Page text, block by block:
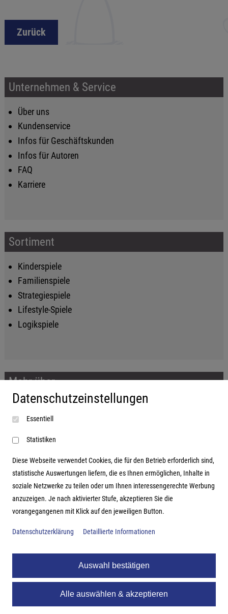
Zurück
Unternehmen & Service
Über uns
Kundenservice
Infos für Geschäftskunden
Infos für Autoren
FAQ
Karriere
Sortiment
Kinderspiele
Familienspiele
Strategiespiele
Lifestyle-Spiele
Logikspiele
Mehr über...
Impressum
AGB
Datenschutzerklärung
Adresse
Hutter Trade GmbH + Co KG
Bgm.-Landmann-Platz 1-5
Datenschutzeinstellungen
Essentiell
Statistiken
Diese Webseite verwendet Cookies, die für den Betrieb erforderlich sind,
statistische Auswertungen liefern, die es Ihnen ermöglichen, Inhalte in
soziale Netzwerke zu teilen oder um Ihnen interessengerechte Werbung
anzuzeigen. Je nach aktivierter Stufe, akzeptieren Sie die
vorangegangenen mit Klick auf den jeweiligen Button.
Datenschutzerklärung Detaillierte Informationen
Auswahl bestätigen
Alle auswählen & akzeptieren